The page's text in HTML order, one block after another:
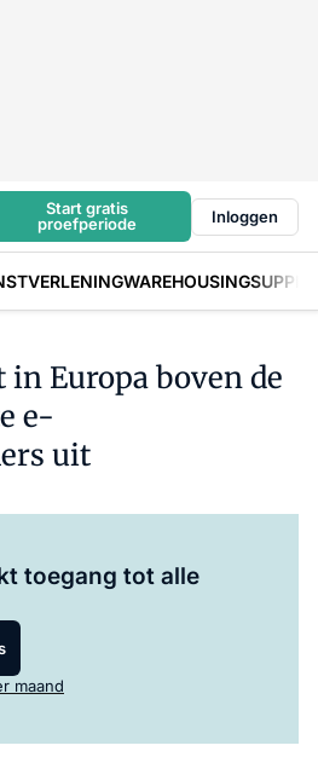
Start gratis
proefperiode
Inloggen
WAREHOUSING
Europa boven de
e-
uit
toegang tot alle
maand